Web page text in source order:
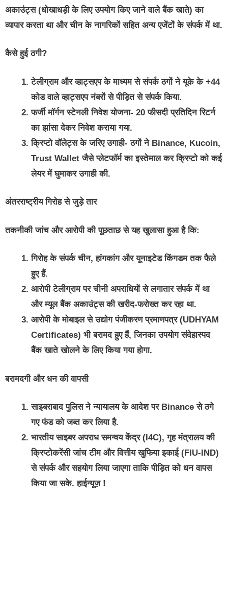
अकाउंट्स (धोखाधड़ी के लिए उपयोग किए जाने वाले बैंक खाते) का
व्यापार करता था और चीन के नागरिकों सहित अन्य एजेंटों के संपर्क में था.
कैसे हुई ठगी?
टेलीग्राम और व्हाट्सएप के माध्यम से संपर्क ठगों ने यूके के +44
कोड वाले व्हाट्सएप नंबरों से पीड़ित से संपर्क किया.
फर्जी मॉर्गन स्टेनली निवेश योजना- 20 फीसदी प्रतिदिन रिटर्न
का झांसा देकर निवेश कराया गया.
क्रिप्टो वॉलेट्स के जरिए उगाही- ठगों ने Binance, Kucoin,
Trust Wallet जैसे प्लेटफॉर्म का इस्तेमाल कर क्रिप्टो को कई
लेयर में घुमाकर उगाही की.
अंतरराष्ट्रीय गिरोह से जुड़े तार
तकनीकी जांच और आरोपी की पूछताछ से यह खुलासा हुआ है कि:
गिरोह के संपर्क चीन, हांगकांग और यूनाइटेड किंगडम तक फैले
हुए हैं.
आरोपी टेलीग्राम पर चीनी अपराधियों से लगातार संपर्क में था
और म्यूल बैंक अकाउंट्स की खरीद-फरोख्त कर रहा था.
आरोपी के मोबाइल से उद्योग पंजीकरण प्रमाणपत्र (UDHYAM
Certificates) भी बरामद हुए हैं, जिनका उपयोग संदेहास्पद
बैंक खाते खोलने के लिए किया गया होगा.
बरामदगी और धन की वापसी
साइबराबाद पुलिस ने न्यायालय के आदेश पर Binance से ठगे
गए फंड को जब्त कर लिया है.
भारतीय साइबर अपराध समन्वय केंद्र (I4C), गृह मंत्रालय की
क्रिप्टोकरेंसी जांच टीम और वित्तीय खुफिया इकाई (FIU-IND)
से संपर्क और सहयोग लिया जाएगा ताकि पीड़ित को धन वापस
किया जा सके. हाईन्यूज़ !